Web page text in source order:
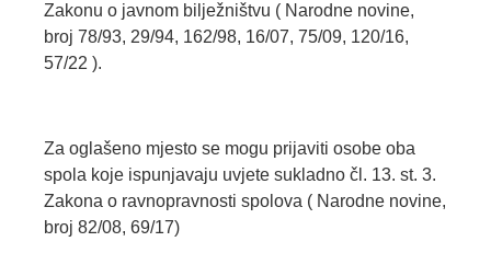
Zakonu o javnom bilježništvu ( Narodne novine,
broj 78/93, 29/94, 162/98, 16/07, 75/09, 120/16,
57/22 ).
Za oglašeno mjesto se mogu prijaviti osobe oba
spola koje ispunjavaju uvjete sukladno čl. 13. st. 3.
Zakona o ravnopravnosti spolova ( Narodne novine,
broj 82/08, 69/17)